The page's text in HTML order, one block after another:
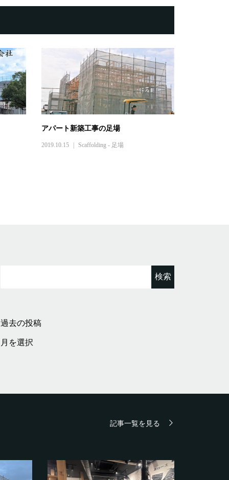
アパート新築工事の足場
2019.10.15 Scaffolding - 足場
過去の投稿
過
去
記事一覧を見る